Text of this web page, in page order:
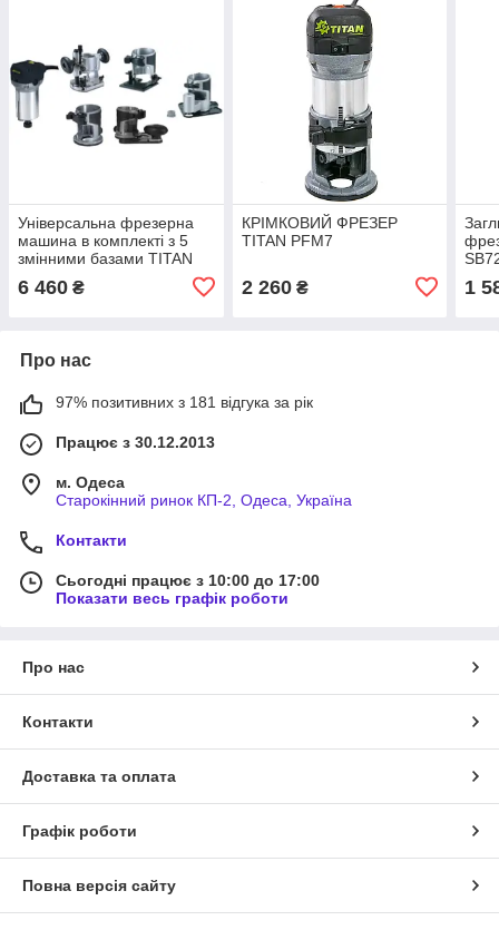
Універсальна фрезерна
машина в комплекті з 5
змінними базами TITAN
6 460 ₴
КРІМКОВИЙ ФРЕЗЕР
TITAN PFM7
2 260₴ 1
Про нас
97% позитивних з 181 відгука за рік
Працює з 30.12.2013
м. Одеса
Старокінний ринок КП-2, Одеса, Україна
Контакти
Сьогодні працює з 10:00 до 17:00
Показати весь графік роботи
Про нас
Контакти
Доставка та оплата
Графік роботи
Повна версія сайту